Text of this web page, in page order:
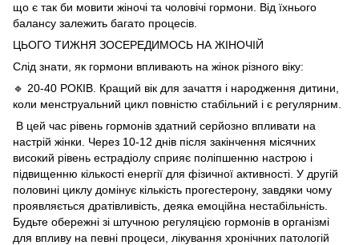
що є так би мовити жіночі та чоловічі гормони. Від їхнього
балансу залежить багато процесів.
ЦЬОГО ТИЖНЯ ЗОСЕРЕДИМОСЬ НА ЖІНОЧІЙ
Слід знати, як гормони впливають на жінок різного віку:
🔹 20-40 РОКІВ. Кращий вік для зачаття і народження дитини,
коли менструальний цикл повністю стабільний і є регулярним.
В цей час рівень гормонів здатний серйозно впливати на
настрій жінки. Через 10-12 днів після закінчення місячних
високий рівень естрадіолу сприяє поліпшенню настрою і
підвищенню кількості енергії для фізичної активності. У другій
половині циклу домінує кількість прогестерону, завдяки чому
проявляється дратівливість, деяка емоційна нестабільність.
Будьте обережні зі штучною регуляцією гормонів в організмі
для впливу на певні процеси, лікування хронічних патологій